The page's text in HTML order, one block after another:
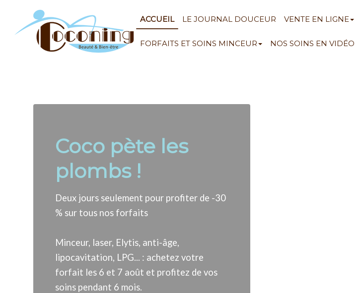
Coco pète les
plombs !
Deux jours seulement pour profiter de -30
% sur tous nos forfaits
Minceur, laser, Elytis, anti-âge,
lipocavitation, LPG... : achetez votre
forfait les 6 et 7 août et profitez de vos
soins pendant 6 mois.
ACCUEIL LE JOURNAL DOUCEUR VENTE EN LIGNE
FORFAITS ET SOINS MINCEUR NOS SOINS EN VIDÉO